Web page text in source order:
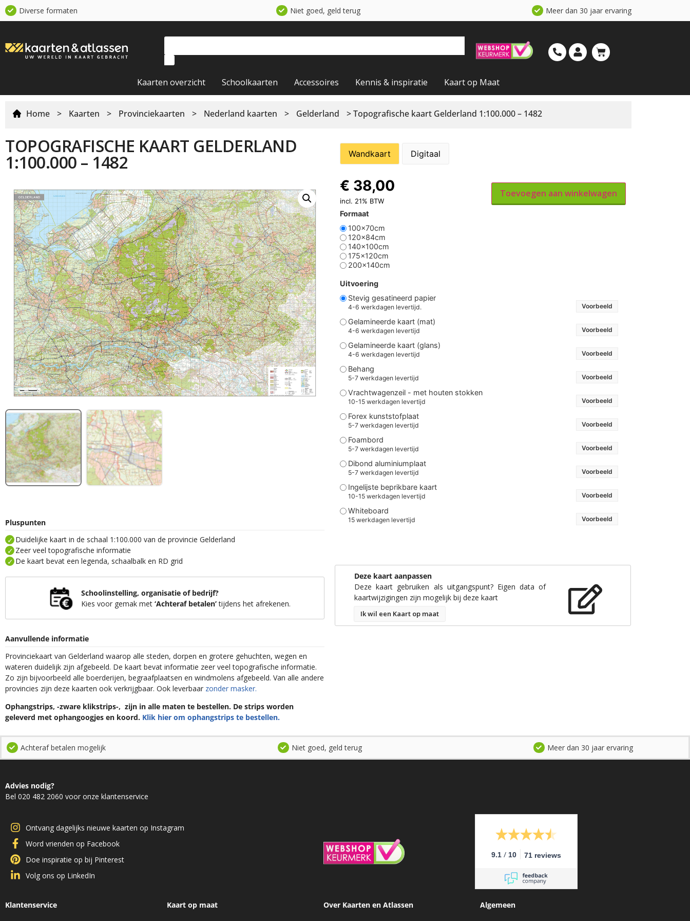
Diverse formaten Niet goed, geld terug Meer dan 30 jaar ervaring
Kaarten overzicht Schoolkaarten Accessoires Kennis & inspiratie Kaart op Maat
Home > Kaarten > Provinciekaarten > Nederland kaarten > Gelderland > Topografische kaart Gelderland 1:100.000 – 1482
TOPOGRAFISCHE KAART GELDERLAND
1:100.000 – 1482
Pluspunten
Duidelijke kaart in de schaal 1:100.000 van de provincie Gelderland
Zeer veel topografische informatie
De kaart bevat een legenda, schaalbalk en RD grid
Schoolinstelling, organisatie of bedrijf?
Kies voor gemak met ‘Achteraf betalen’tijdens het afrekenen.
Aanvullende informatie
Provinciekaart van Gelderland waarop alle steden, dorpen en grotere gehuchten, wegen en
wateren duidelijk zijn afgebeeld. De kaart bevat informatie zeer veel topografische informatie.
Zo zijn bijvoorbeeld alle boerderijen, begraafplaatsen en windmolens afgebeeld. Van alle andere
provincies zijn deze kaarten ook verkrijgbaar. Ook leverbaar zonder masker.
Ophangstrips, -zware klikstrips-, zijn in alle maten te bestellen. De strips worden
geleverd met ophangoogjes en koord. Klik hier om ophangstrips te bestellen.
Wandkaart Digitaal
Formaat
100x70cm
120x84cm
140x100cm
175x120cm
200x140cm
Uitvoering
Stevig gesatineerd papier
4-6 werkdagen levertijd. Voorbeeld
Gelamineerde kaart (mat)
4-6 werkdagen levertijd Voorbeeld
Gelamineerde kaart (glans)
4-6 werkdagen levertijd Voorbeeld
Behang
5-7 werkdagen levertijd Voorbeeld
Vrachtwagenzeil - met houten stokken
10-15 werkdagen levertijd Voorbeeld
Forex kunststofplaat
5-7 werkdagen levertijd Voorbeeld
Foambord
5-7 werkdagen levertijd Voorbeeld
Dibond aluminiumplaat
5-7 werkdagen levertijd Voorbeeld
Ingelijste beprikbare kaart
10-15 werkdagen levertijd Voorbeeld
Whiteboard
15 werkdagen levertijd Voorbeeld
€ 38,00
incl. 21% BTW
Toevoegen aan winkelwagen
Deze kaart aanpassen
Deze kaart gebruiken als uitgangspunt? Eigen data of
kaartwijzigingen zijn mogelijk bij deze kaart
Ik wil een Kaart op maat
Achteraf betalen mogelijk Niet goed, geld terug Meer dan 30 jaar ervaring
Advies nodig?
Bel 020 482 2060 voor onze klantenservice
Ontvang dagelijks nieuwe kaarten op Instagram
Word vrienden op Facebook
Doe inspiratie op bij Pinterest
Volg ons op LinkedIn
9.1 / 10 71 reviews
Klantenservice Kaart op maat Over Kaarten en Atlassen Algemeen